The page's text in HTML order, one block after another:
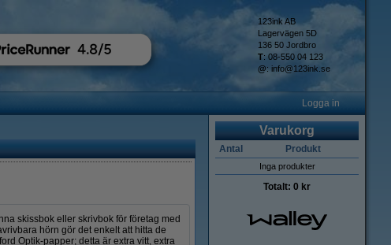
123ink AB
Lagervägen 5D
136 50 Jordbro
T: 08-550 04 123
@: info@123ink.se
Logga in
skissbok eller skrivbok för företag med
hörn gör det enkelt att hitta de
Optik-papper; detta är extra vitt, extra
Varukorg
Antal Produkt
Inga produkter
Totalt: 0 kr